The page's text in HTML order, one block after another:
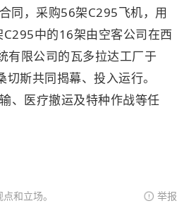
同，采购56架C295飞机，用
中的16架由空客公司在西
有限公司的瓦多拉达工厂于
斯共同揭幕、投入运行。
、医疗撤运及特种作战等任
和立场。 举报